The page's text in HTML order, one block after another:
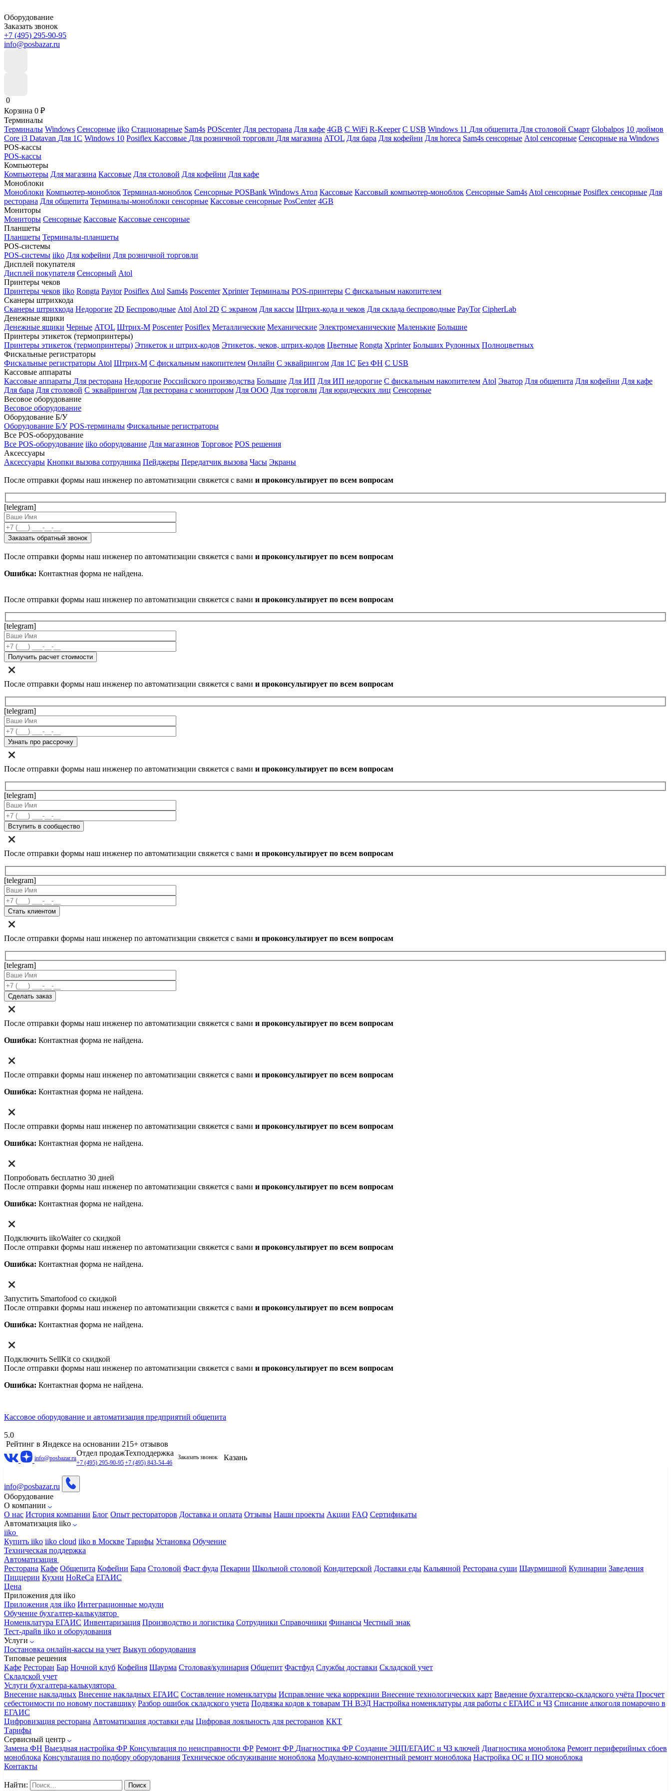
Оборудование
Заказать звонок
+7 (495) 295-90-95
info@posbazar.ru
0
Корзина 0 ₽
Терминалы
Терминалы Windows Сенсорные iiko Стационарные Sam4s POScenter Для ресторана Для кафе 4GB С WiFi R-Keeper С USB Windows 11 Для общепита Для столовой Смарт Globalpos 10 дюймов
Core i3 Datavan Для 1С Windows 10 Posiflex Кассовые Для розничной торговли Для магазина ATOL Для бара Для кофейни Для horeca Sam4s сенсорные Atol сенсорные Сенсорные на Windows
POS-кассы
POS-кассы
Компьютеры
Компьютеры Для магазина Кассовые Для столовой Для кофейни Для кафе
Моноблоки
Моноблоки Компьютер-моноблок Терминал-моноблок Сенсорные POSBank Windows Атол Кассовые Кассовый компьютер-моноблок Сенсорные Sam4s Atol сенсорные Posiflex сенсорные Для
ресторана Для общепита Терминалы-моноблоки сенсорные Кассовые сенсорные PosCenter 4GB
Мониторы
Мониторы Сенсорные Кассовые Кассовые сенсорные
Планшеты
Планшеты Терминалы-планшеты
POS-системы
POS-системы iiko Для кофейни Для розничной торговли
Дисплей покупателя
Дисплей покупателя Сенсорный Atol
Принтеры чеков
Принтеры чеков iiko Rongta Paytor Posiflex Atol Sam4s Poscenter Xprinter Терминалы POS-принтеры С фискальным накопителем
Сканеры штрихкода
Сканеры штрихкода Недорогие 2D Беспроводные Atol Atol 2D С экраном Для кассы Штрих-кода и чеков Для склада беспроводные PayTor CipherLab
Денежные ящики
Денежные ящики Черные ATOL Штрих-М Poscenter Posiflex Металлические Механические Электромеханические Маленькие Большие
Принтеры этикеток (термопринтеры)
Принтеры этикеток (термопринтеры) Этикеток и штрих-кодов Этикеток, чеков, штрих-кодов Цветные Rongta Xprinter Больших Рулонных Полноцветных
Фискальные регистраторы
Фискальные регистраторы Atol Штрих-М С фискальным накопителем Онлайн С эквайрингом Для 1С Без ФН С USB
Кассовые аппараты
Кассовые аппараты Для ресторана Недорогие Российского производства Большие Для ИП Для ИП недорогие С фискальным накопителем Atol Эватор Для общепита Для кофейни Для кафе
Для бара Для столовой С эквайрингом Для ресторана с монитором Для ООО Для торговли Для юридческих лиц Сенсорные
Весовое оборудование
Весовое оборудование
Оборудование Б/У
Оборудование Б/У POS-терминалы Фискальные регистраторы
Все POS-оборудование
Все POS-оборудование iiko оборудование Для магазинов Торговое POS решения
Аксессуары
Аксессуары Кнопки вызова сотрудника Пейджеры Передатчик вызова Часы Экраны
После отправки формы наш инженер по автоматизации свяжется с вами и проконсультирует по всем вопросам
[telegram]
После отправки формы наш инженер по автоматизации свяжется с вами и проконсультирует по всем вопросам
Ошибка: Контактная форма не найдена.
После отправки формы наш инженер по автоматизации свяжется с вами и проконсультирует по всем вопросам
[telegram]
После отправки формы наш инженер по автоматизации свяжется с вами и проконсультирует по всем вопросам
[telegram]
После отправки формы наш инженер по автоматизации свяжется с вами и проконсультирует по всем вопросам
[telegram]
После отправки формы наш инженер по автоматизации свяжется с вами и проконсультирует по всем вопросам
[telegram]
После отправки формы наш инженер по автоматизации свяжется с вами и проконсультирует по всем вопросам
[telegram]
После отправки формы наш инженер по автоматизации свяжется с вами и проконсультирует по всем вопросам
Ошибка: Контактная форма не найдена.
После отправки формы наш инженер по автоматизации свяжется с вами и проконсультирует по всем вопросам
Ошибка: Контактная форма не найдена.
После отправки формы наш инженер по автоматизации свяжется с вами и проконсультирует по всем вопросам
Ошибка: Контактная форма не найдена.
Попробовать бесплатно 30 дней
После отправки формы наш инженер по автоматизации свяжется с вами и проконсультирует по всем вопросам
Ошибка: Контактная форма не найдена.
Подключить iikoWaiter со скидкой
После отправки формы наш инженер по автоматизации свяжется с вами и проконсультирует по всем вопросам
Ошибка: Контактная форма не найдена.
Запустить Smartofood со скидкой
После отправки формы наш инженер по автоматизации свяжется с вами и проконсультирует по всем вопросам
Ошибка: Контактная форма не найдена.
Подключить SellKit со скидкой
После отправки формы наш инженер по автоматизации свяжется с вами и проконсультирует по всем вопросам
Ошибка: Контактная форма не найдена.
Кассовое оборудование и автоматизация предприятий общепита
5.0
Рейтинг в Яндексе на основании 215+ отзывов
info@posbazar.ru
Отдел продаж
+7 (495) 295-90-95
Техподдержка
+7 (495) 843-54-46
Заказать звонок Казань
info@posbazar.ru
Оборудование
О компании
О нас История компании Блог Опыт рестораторов Доставка и оплата Отзывы Наши проекты Акции FAQ Сертификаты
Автоматизация iiko
iiko
Купить iiko iiko cloud iiko в Москве Тарифы Установка Обучение
Техническая поддержка
Автоматизация
Ресторана Кафе Общепита Кофейни Бара Столовой Фаст фуда Пекарни Школьной столовой Кондитерской Доставки еды Кальянной Ресторана суши Шаурмишной Кулинарии Заведения
Пиццерии Кухни HoReCa ЕГАИС
Цена
Приложения для iiko
Приложения для iiko Интеграционные модули
Обучение бухгалтер-калькулятор
Номенклатура ЕГАИС Инвентаризация Производство и логистика Сотрудники Справочники Финансы Честный знак
Тест-драйв iiko и оборудования
Услуги
Постановка онлайн-кассы на учет Выкуп оборудования
Типовые решения
Кафе Ресторан Бар Ночной клуб Кофейня Шаурма Столовая/кулинария Общепит Фастфуд Службы доставки Складской учет
Складской учет
Услуги бухгалтера-калькулятора
Внесение накладных Внесение накладных ЕГАИС Составление номенклатуры Исправление чека коррекции Внесение технологических карт Введение бухгалтерско-складского учёта Просчет
себестоимости по новому поставщику Разбор ошибок складского учета Подвязка кодов к товарам ТН ВЭД Настройка номенклатуры для работы с ЕГАИС и ЧЗ Списание алкоголя помарочно в
ЕГАИС
Цифровизация ресторана Автоматизация доставки еды Цифровая лояльность для ресторанов ККТ
Тарифы
Сервисный центр
Замена ФН Выездная настройка ФР Консультация по неисправности ФР Ремонт ФР Диагностика ФР Создание ЭЦП/ЕГАИС и ЧЗ ключей Диагностика моноблока Ремонт периферийных сбоев
моноблока Консультация по подбору оборудования Техническое обслуживание моноблока Модульно-компонентный ремонт моноблока Настройка ОС и ПО моноблока
Контакты
Найти: